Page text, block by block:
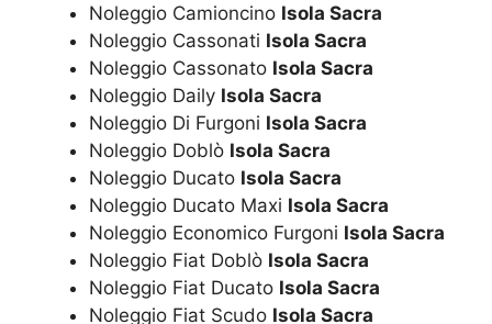
Noleggio Camioncino Isola Sacra
Noleggio Cassonati Isola Sacra
Noleggio Cassonato Isola Sacra
Noleggio Daily Isola Sacra
Noleggio Di Furgoni Isola Sacra
Noleggio Doblò Isola Sacra
Noleggio Ducato Isola Sacra
Noleggio Ducato Maxi Isola Sacra
Noleggio Economico Furgoni Isola Sacra
Noleggio Fiat Doblò Isola Sacra
Noleggio Fiat Ducato Isola Sacra
Noleggio Fiat Scudo Isola Sacra